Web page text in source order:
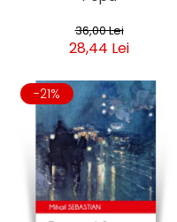
36,00 Lei
28,44 Lei
-21%